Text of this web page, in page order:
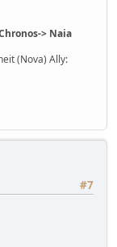
> Naia
(Nova) Ally:
#7